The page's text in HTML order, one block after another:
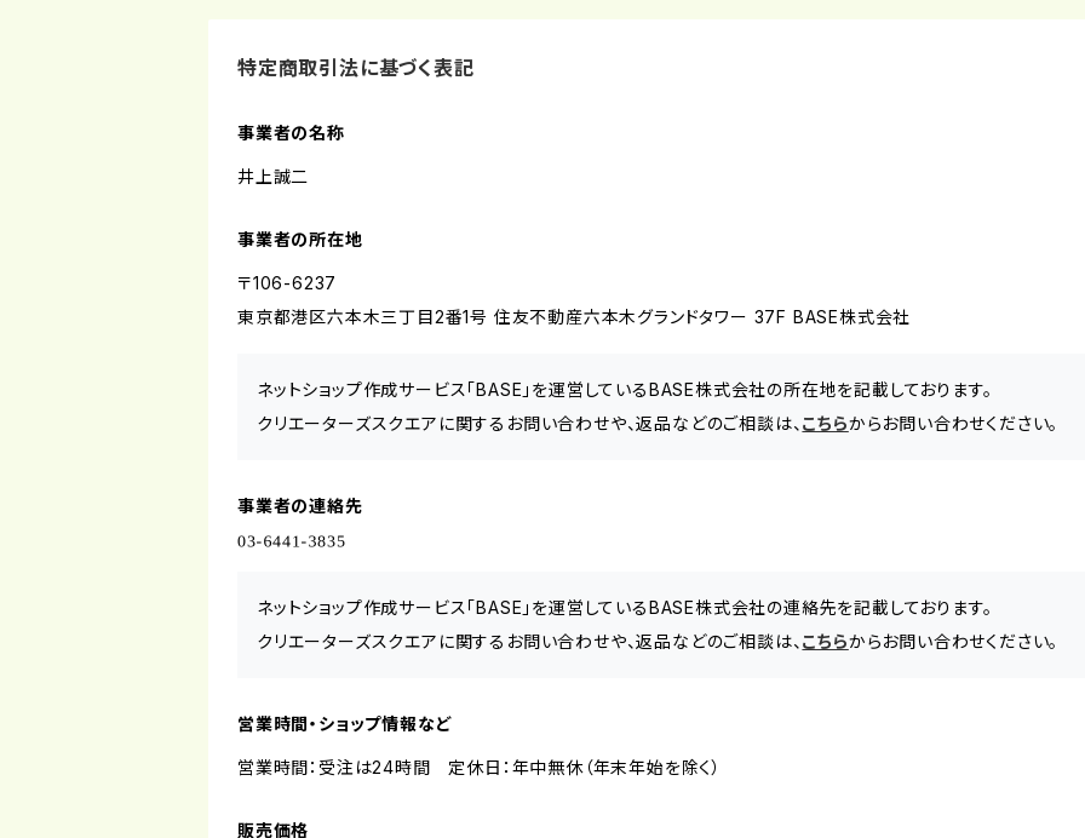
特定商取引法に基づく表記
事業者の名称
井上誠二
事業者の所在地
〒106-6237
東京都港区六本木三丁目2番1号 住友不動産六本木グランドタワー 37F BASE株式会社
ネットショップ作成サービス「BASE」を運営しているBASE株式会社の所在地を記載しております。
クリエーターズスクエアに関するお問い合わせや、返品などのご相談は、 こちらからお問い合わせください。
事業者の連絡先
ネットショップ作成サービス「BASE」を運営しているBASE株式会社の連絡先を記載しております。
クリエーターズスクエアに関するお問い合わせや、返品などのご相談は、 こちらからお問い合わせください。
営業時間・ショップ情報など
営業時間：受注は24時間 定休日：年中無休（年末年始を除く）
販売価格